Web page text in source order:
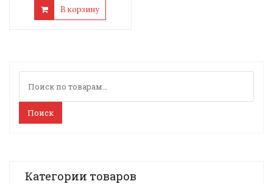
В корзину
Поиск
Категории товаров